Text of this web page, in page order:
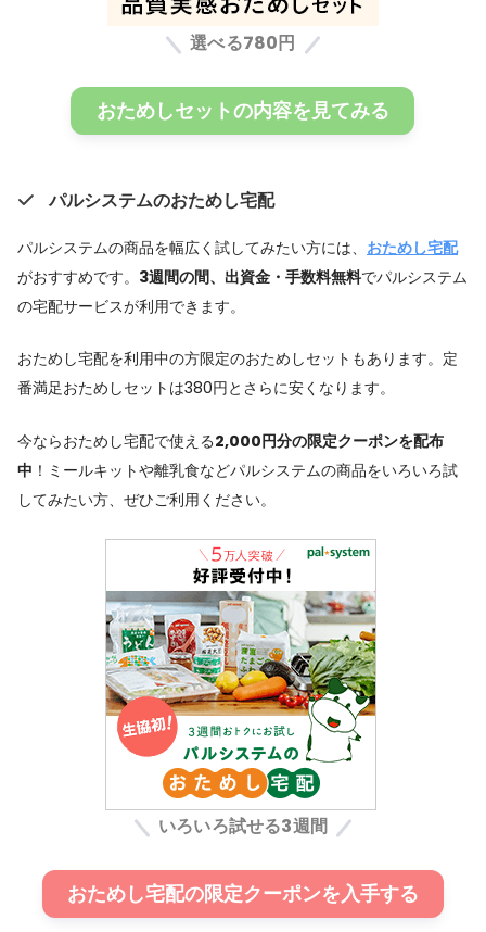
選べる780円
おためしセットの内容を見てみる
パルシステムのおためし宅配
パルシステムの商品を幅広く試してみたい方には、 おためし宅配
がおすすめです。 3週間の間、出資金・手数料無料でパルシステム
の宅配サービスが利用できます。
おためし宅配を利用中の方限定のおためしセットもあります。定
番満足おためしセットは380円とさらに安くなります。
今ならおためし宅配で使える2,000円分の限定クーポンを配布
中 ！ミールキットや離乳食などパルシステムの商品をいろいろ試
してみたい方、ぜひご利用ください。
いろいろ試せる3週間
おためし宅配の限定クーポンを入手する